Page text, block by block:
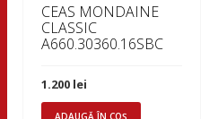
CEAS MONDAINE
CLASSIC
A660.30360.16SBC
1.200 lei
ADAUGĂ ÎN COȘ